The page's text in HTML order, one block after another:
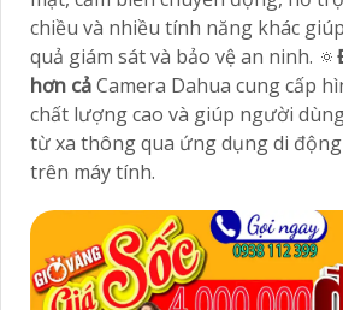
chiều và nhiều tính năng khác
quả giám sát và bảo vệ an ninh. 🔅
hơn cảCamera Dahua cung cấp
chất lượng cao và giúp người
từ xa thông qua ứng dụng di
trên máy tính.